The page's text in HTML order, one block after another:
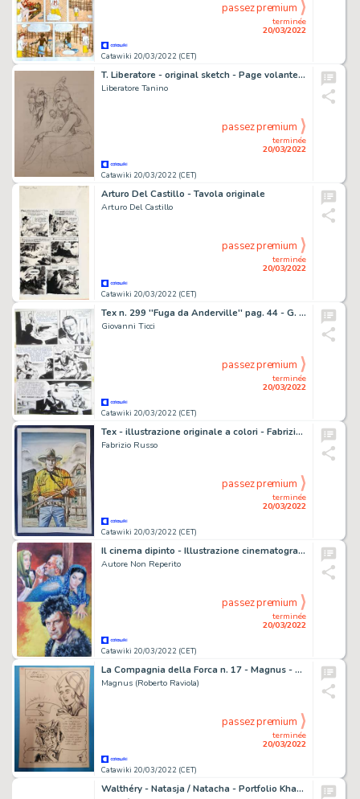
Catawiki 20/03/2022 (CET)
terminée
20/03/2022
passez premium
T. Liberatore - original sketch - Page volante - Exemplaire unique
Liberatore Tanino
Catawiki 20/03/2022 (CET)
terminée
20/03/2022
passez premium
Arturo Del Castillo - Tavola originale
Arturo Del Castillo
Catawiki 20/03/2022 (CET)
terminée
20/03/2022
passez premium
Tex n. 299 ''Fuga da Anderville'' pag. 44 - G. Ticci Tavola Originale Firmata - (1985)
Giovanni Ticci
Catawiki 20/03/2022 (CET)
terminée
20/03/2022
passez premium
Tex - illustrazione originale a colori - Fabrizio Russo Tex Willer, acquarello su cartoncino - Page volante
Fabrizio Russo
Catawiki 20/03/2022 (CET)
terminée
20/03/2022
passez premium
Il cinema dipinto - Illustrazione cinematografica originale " Michele Strogoff" - Page volante - EO
Autore Non Reperito
Catawiki 20/03/2022 (CET)
terminée
20/03/2022
passez premium
La Compagnia della Forca n. 17 - Magnus - Tavola Originale "I Due Genii Siamesi" Vignetta superiore fotocopiata - Page volante - Exemplaire unique - (1978)
Magnus (Roberto Raviola)
Catawiki 20/03/2022 (CET)
terminée
20/03/2022
passez premium
Walthéry - Natasja / Natacha - Portfolio Khani - Dance with me ! - Met originele kleurentekening - Cartonné - EO - (2007)